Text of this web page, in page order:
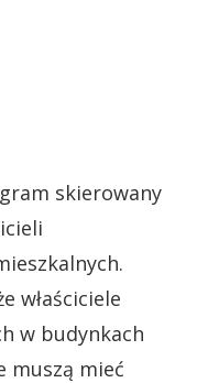
skierowany
właściciele
w budynkach
muszą mieć